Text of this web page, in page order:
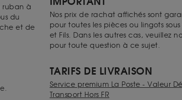
ruban à
du
et de
Nos prix de rachat affichés sont
pour toutes les pièces ou lingots
et Fils. Dans les autres cas, veuillez
pour toute question à ce sujet.
TARIFS DE LIVRAISON
Service premium La Poste - Valeur
Transport Hors FR